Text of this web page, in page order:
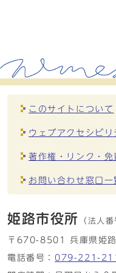
このサイトについて
ウェブアクセシビリ
著作権・リンク・免
お問い合わせ窓口一
姫路市役所 （法人番
〒670-8501 兵庫県姫
電話番号： 079-221-